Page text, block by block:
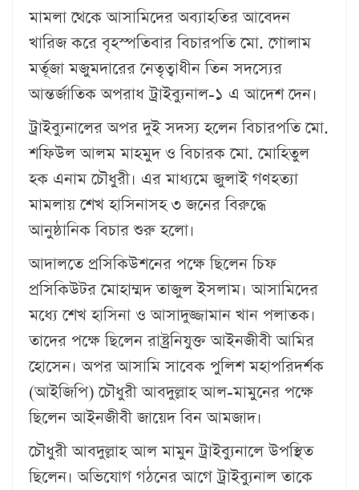
মামলা থেকে আসামিদের অব্যাহতির আবেদন
খারিজ করে বৃহস্পতিবার বিচারপতি মো. গোলাম
মর্তূজা মজুমদারের নেতৃত্বাধীন তিন সদস্যের
আন্তর্জাতিক অপরাধ ট্রাইব্যুনাল-১ এ আদেশ দেন।
ট্রাইব্যুনালের অপর দুই সদস্য হলেন বিচারপতি মো.
শফিউল আলম মাহমুদ ও বিচারক মো. মোহিতুল
হক এনাম চৌধুরী। এর মাধ্যমে জুলাই গণহত্যা
মামলায় শেখ হাসিনাসহ ৩ জনের বিরুদ্ধে
আনুষ্ঠানিক বিচার শুরু হলো।
আদালতে প্রসিকিউশনের পক্ষে ছিলেন চিফ
প্রসিকিউটর মোহাম্মদ তাজুল ইসলাম। আসামিদের
মধ্যে শেখ হাসিনা ও আসাদুজ্জামান খান পলাতক।
তাদের পক্ষে ছিলেন রাষ্ট্রনিযুক্ত আইনজীবী আমির
হোসেন। অপর আসামি সাবেক পুলিশ মহাপরিদর্শক
(আইজিপি) চৌধুরী আবদুল্লাহ আল-মামুনের পক্ষে
ছিলেন আইনজীবী জায়েদ বিন আমজাদ।
চৌধুরী আবদুল্লাহ আল মামুন ট্রাইব্যুনালে উপস্থিত
ছিলেন। অভিযোগ গঠনের আগে ট্রাইব্যুনাল তাকে